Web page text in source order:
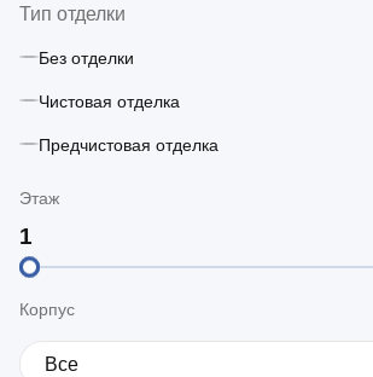
Тип отделки
Без отделки
Чистовая отделка
Предчистовая отделка
Этаж
Корпус
Все